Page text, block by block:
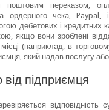
поштовим переказом,
ордерного чека, Paypal,
дебетових і кредитних
якщо вони зроблені
(наприклад, в
який надав послугу
підприємця
відповідність